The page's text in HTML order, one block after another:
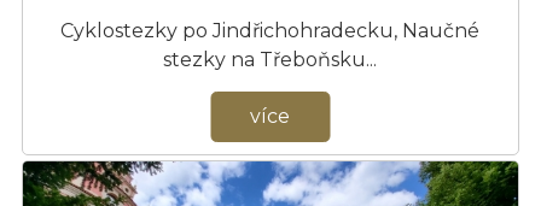
Cyklostezky po Jindřichohradecku, Naučné
stezky na Třeboňsku...
více